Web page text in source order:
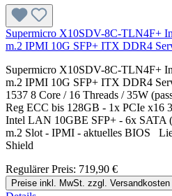
Supermicro X10SDV-8C-TLN4F+
m.2 IPMI 10G SFP+ ITX DDR4
Supermicro X10SDV-8C-TLN4F+
m.2 IPMI 10G SFP+ ITX DDR4
1537 8 Core / 16 Threads / 35W
Reg ECC bis 128GB - 1x PCIe x16
Intel LAN 10GBE SFP+ - 6x SATA
m.2 Slot - IPMI - aktuelles BIOS
Shield
Regulärer Preis: 719,90 €
Preise inkl. MwSt. zzgl. Versandkosten